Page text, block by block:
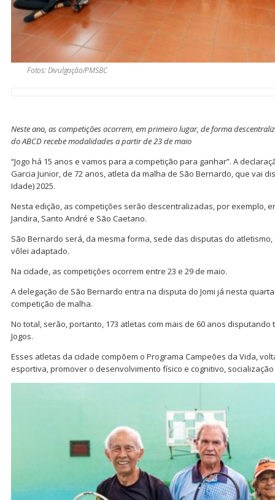
Fotos: Divulgação/PMSBC
Neste ano, as competições ocorrem, em primeiro lugar, de forma
do ABCD recebe modalidades a partir de 23 de maio
“Jogo há 15 anos e vamos para a competição para ganhar”. A
Garcia Junior, de 72 anos, atleta da malha de São Bernardo, que vai
Idade) 2025.
Nesta edição, as competições serão descentralizadas, por exemplo,
Jandira, Santo André e São Caetano.
São Bernardo será, da mesma forma, sede das disputas do
vôlei adaptado.
Na cidade, as competições ocorrem entre 23 e 29 de maio.
A delegação de São Bernardo entra na disputa do Jomi já nesta
competição de malha.
No total, serão, portanto, 173 atletas com mais de 60 anos
Jogos.
Esses atletas da cidade compõem o Programa Campeões da Vida,
esportiva, promover o desenvolvimento físico e cognitivo,